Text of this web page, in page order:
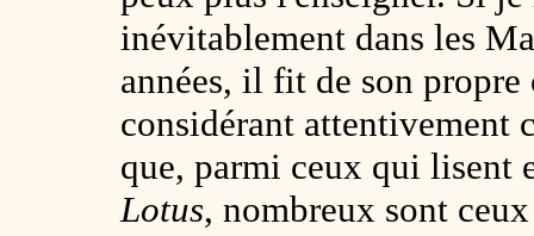
inévitablement dans les
années, il fit de son
considérant attentivement
que, parmi ceux qui lisent
Lotus, nombreux sont